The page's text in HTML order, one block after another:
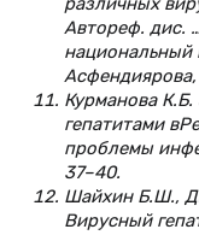
Автореф. дис.
национальный
Курманова
гепатитами
проблемы
37–40.
Шайхин Б.Ш.,
Вирусный